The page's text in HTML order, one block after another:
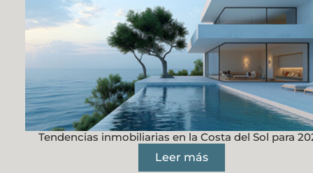
Tendencias inmobiliarias en la Costa del Sol para
Leer más